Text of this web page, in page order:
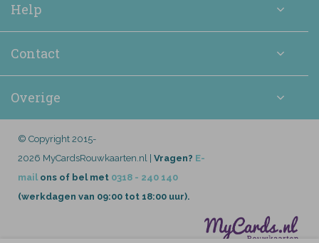
Help
Contact
Overige
© Copyright 2015-
2026 MyCardsRouwkaarten.nl | Vragen? E-
mail ons of bel met 0318 - 240 140
(werkdagen van 09:00 tot 18:00 uur).